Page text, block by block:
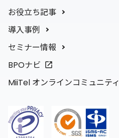
お役立ち記事
導入事例
セミナー情報
BPOナビ
MiiTel オンラインコミュニティ